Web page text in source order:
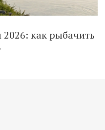
как рыбачить